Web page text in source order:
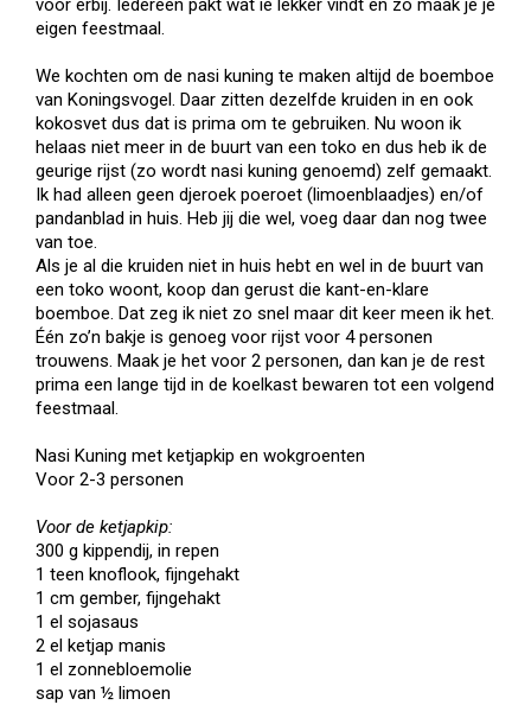
voor erbij. Iedereen pakt wat ie lekker vindt en zo maak je je
eigen feestmaal.
We kochten om de nasi kuning te maken altijd de boemboe
van Koningsvogel. Daar zitten dezelfde kruiden in en ook
kokosvet dus dat is prima om te gebruiken. Nu woon ik
helaas niet meer in de buurt van een toko en dus heb ik de
geurige rijst (zo wordt nasi kuning genoemd) zelf gemaakt.
Ik had alleen geen djeroek poeroet (limoenblaadjes) en/of
pandanblad in huis. Heb jij die wel, voeg daar dan nog twee
van toe.
Als je al die kruiden niet in huis hebt en wel in de buurt van
een toko woont, koop dan gerust die kant-en-klare
boemboe. Dat zeg ik niet zo snel maar dit keer meen ik het.
Één zo’n bakje is genoeg voor rijst voor 4 personen
trouwens. Maak je het voor 2 personen, dan kan je de rest
prima een lange tijd in de koelkast bewaren tot een volgend
feestmaal.
Nasi Kuning met ketjapkip en wokgroenten
Voor 2-3 personen
Voor de ketjapkip:
300 g kippendij, in repen
1 teen knoflook, fijngehakt
1 cm gember, fijngehakt
1 el sojasaus
2 el ketjap manis
1 el zonnebloemolie
sap van ½ limoen